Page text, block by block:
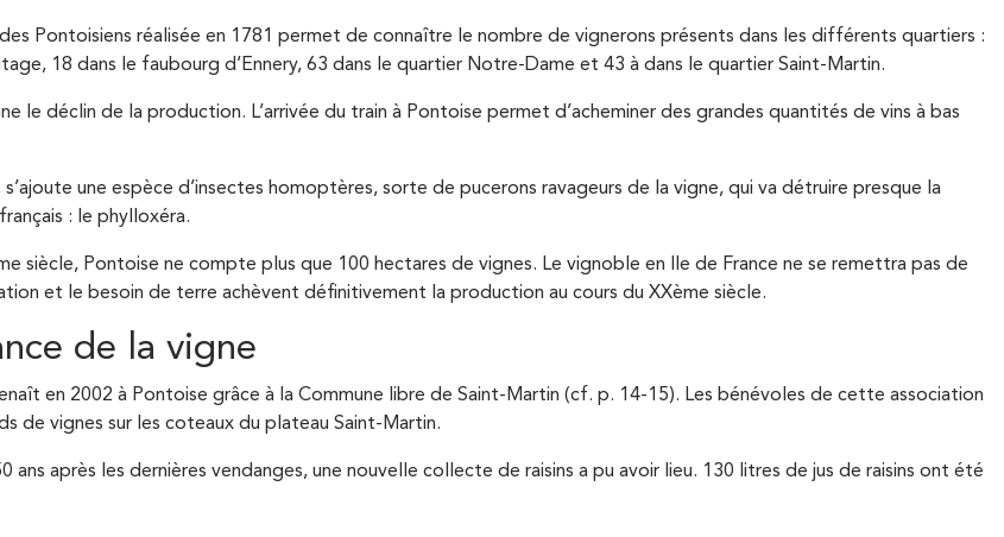
Pontoisiens réalisée en 1781 permet de connaître le nombre de vignerons présents dans les différents quartiers :
18 dans le faubourg d’Ennery, 63 dans le quartier Notre-Dame et 43 à dans le quartier Saint-Martin.
le déclin de la production. L’arrivée du train à Pontoise permet d’acheminer des grandes quantités de vins à bas
une espèce d’insectes homoptères, sorte de pucerons ravageurs de la vigne, qui va détruire presque la
: le phylloxéra.
siècle, Pontoise ne compte plus que 100 hectares de vignes. Le vignoble en Ile de France ne se remettra pas de
et le besoin de terre achèvent définitivement la production au cours du XXème siècle.
de la vigne
en 2002 à Pontoise grâce à la Commune libre de Saint-Martin (cf. p. 14-15). Les bénévoles de cette association
de vignes sur les coteaux du plateau Saint-Martin.
ans après les dernières vendanges, une nouvelle collecte de raisins a pu avoir lieu. 130 litres de jus de raisins ont été